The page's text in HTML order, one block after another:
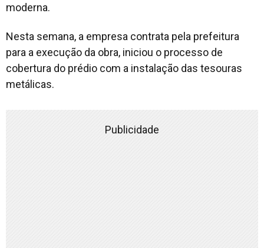
moderna.
Nesta semana, a empresa contrata pela prefeitura
para a execução da obra, iniciou o processo de
cobertura do prédio com a instalação das tesouras
metálicas.
Publicidade